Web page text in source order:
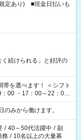
定あり) ■現金日払いも
続けられる」と好評の
00 ・17：00～22：00
など
みから働けます。
/ 40～50代活躍中 / 副
務 / 10名以上の大量募